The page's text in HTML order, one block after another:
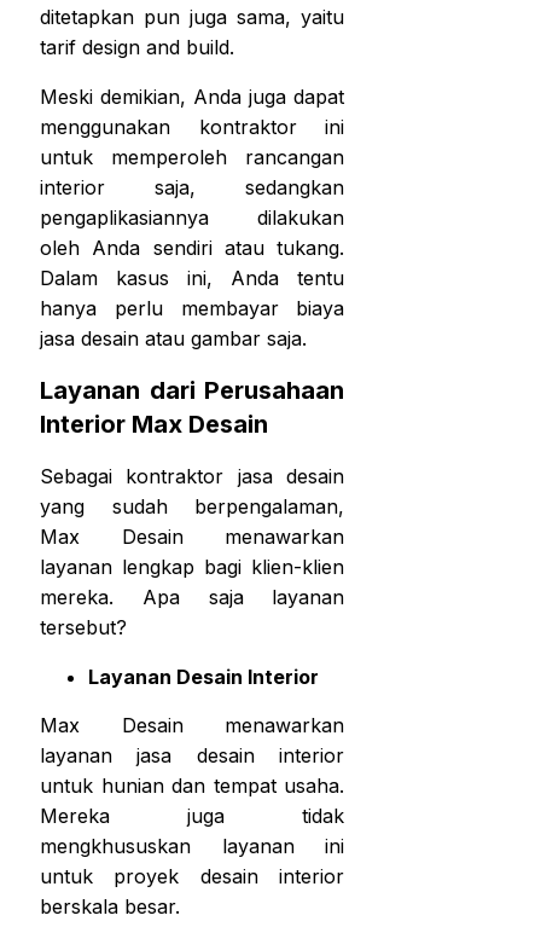
ditetapkan pun juga sama, yaitu
tarif design and build.
Meski demikian, Anda juga dapat
menggunakan kontraktor ini
untuk memperoleh rancangan
interior saja, sedangkan
pengaplikasiannya dilakukan
oleh Anda sendiri atau tukang.
Dalam kasus ini, Anda tentu
hanya perlu membayar biaya
jasa desain atau gambar saja.
Layanan dari Perusahaan
Interior Max Desain
Sebagai kontraktor jasa desain
yang sudah berpengalaman,
Max Desain menawarkan
layanan lengkap bagi klien-klien
mereka. Apa saja layanan
tersebut?
Layanan Desain Interior
Max Desain menawarkan
layanan jasa desain interior
untuk hunian dan tempat usaha.
Mereka juga tidak
mengkhususkan layanan ini
untuk proyek desain interior
berskala besar.